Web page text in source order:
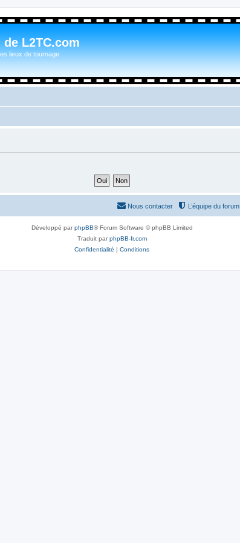
L2TC.com
lieux de tournage
L’équipe du forum
Nous contacter
Développé parphpBB® Forum Software © phpBB Limited
Traduit parphpBB-fr.com
Confidentialité | Conditions